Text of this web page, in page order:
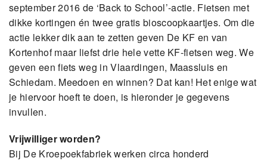
september 2016 de ‘Back to School’-actie. Fietsen met
dikke kortingen én twee gratis bioscoopkaartjes. Om die
actie lekker dik aan te zetten geven De KF en van
Kortenhof maar liefst drie hele vette KF-fietsen weg. We
geven een fiets weg in Vlaardingen, Maassluis en
Schiedam. Meedoen en winnen? Dat kan! Het enige wat
je hiervoor hoeft te doen, is hieronder je gegevens
invullen.
Vrijwilliger worden?
Bij De Kroepoekfabriek werken circa honderd